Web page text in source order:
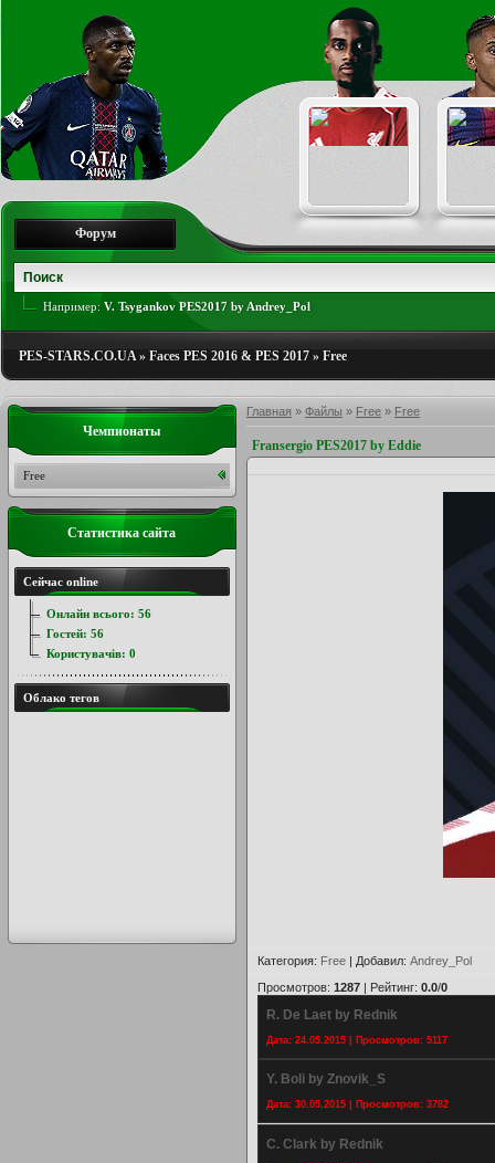
Форум
Например: V. Tsygankov PES2017 by Andrey_Pol
PES-STARS.CO.UA» Faces PES 2016 & PES 2017 » Free
Главная » Файлы » Free » Free
Fransergio PES2017 by Eddie
Категория: Free | Добавил: Andrey_Pol
Просмотров: 1287 | Рейтинг: 0.0/0
R. De Laet by Rednik
Дата: 24.05.2015 | Просмотров: 5117
Y. Boli by Znovik_S
Дата: 30.05.2015 | Просмотров: 3782
C. Clark by Rednik
Чемпионаты
Free
Статистика сайта
Сейчас online
Онлайн всього: 56
Гостей: 56
Користувачів: 0
Облако тегов